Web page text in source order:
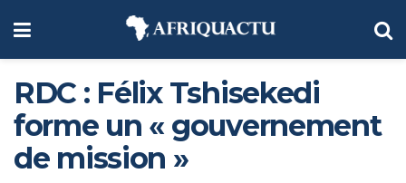
RDC : Félix Tshisekedi
forme un « gouvernement
de mission »